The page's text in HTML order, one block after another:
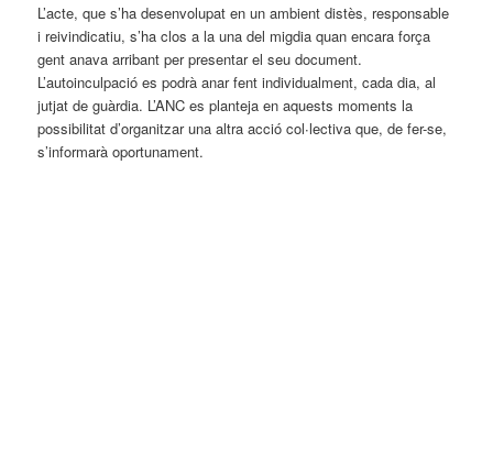
L’acte, que s’ha desenvolupat en un ambient distès, responsable
i reivindicatiu, s’ha clos a la una del migdia quan encara força
gent anava arribant per presentar el seu document.
L’autoinculpació es podrà anar fent individualment, cada dia, al
jutjat de guàrdia. L’ANC es planteja en aquests moments la
possibilitat d’organitzar una altra acció col∙lectiva que, de fer-se,
s’informarà oportunament.